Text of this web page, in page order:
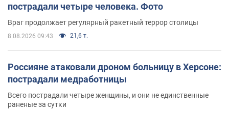
пострадали четыре человека. Фото
Враг продолжает регулярный ракетный террор столицы
8.08.2026 09:43 21,6 т.
Россияне атаковали дроном больницу в Херсоне:
пострадали медработницы
Всего пострадали четыре женщины, и они не единственные
раненые за сутки